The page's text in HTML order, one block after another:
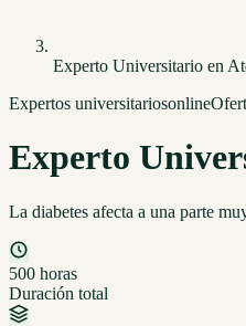
Experto Universitario en
Expertos universitariosonline
Experto
La diabetes afecta a una parte
500 horas
Duración total